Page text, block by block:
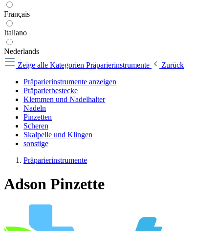
Français
Italiano
Nederlands
Zeige alle Kategorien Präparierinstrumente
Zurück
Präparierinstrumente anzeigen
Präparierbestecke
Klemmen und Nadelhalter
Nadeln
Pinzetten
Scheren
Skalpelle und Klingen
sonstige
Präparierinstrumente
Adson Pinzette